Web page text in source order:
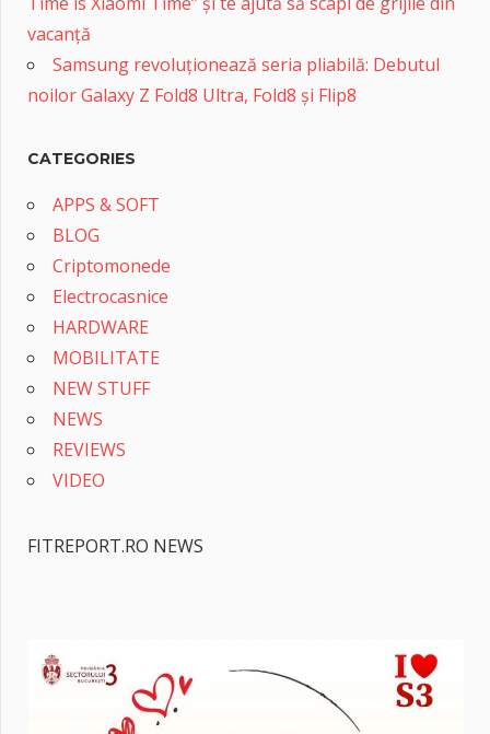
vacanță
Samsung revoluționează seria pliabilă: Debutul
noilor Galaxy Z Fold8 Ultra, Fold8 și Flip8
CATEGORIES
APPS & SOFT
BLOG
Criptomonede
Electrocasnice
HARDWARE
MOBILITATE
NEW STUFF
NEWS
REVIEWS
VIDEO
FITREPORT.RO NEWS